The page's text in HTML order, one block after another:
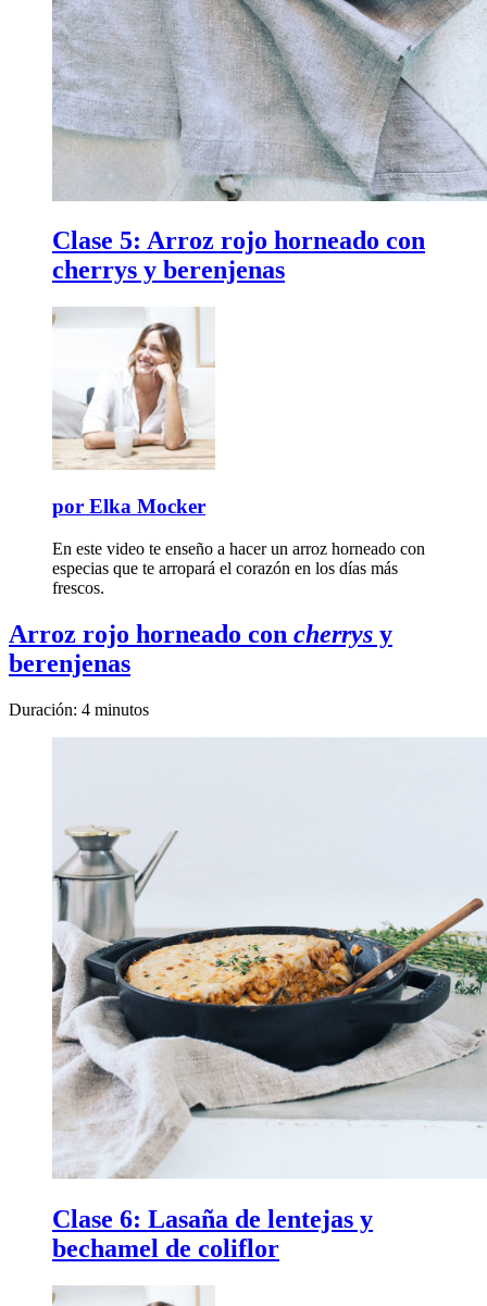
Clase 5: Arroz rojo horneado con
cherrys y berenjenas
por Elka Mocker
En este video te enseño a hacer un arroz horneado con
especias que te arropará el corazón en los días más
frescos.
Arroz rojo horneado con cherrys y
berenjenas
Duración: 4 minutos
Clase 6: Lasaña de lentejas y
bechamel de coliflor